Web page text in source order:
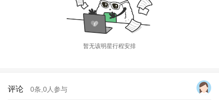
暂无该明星行程安排
评论 0条, 0人参与